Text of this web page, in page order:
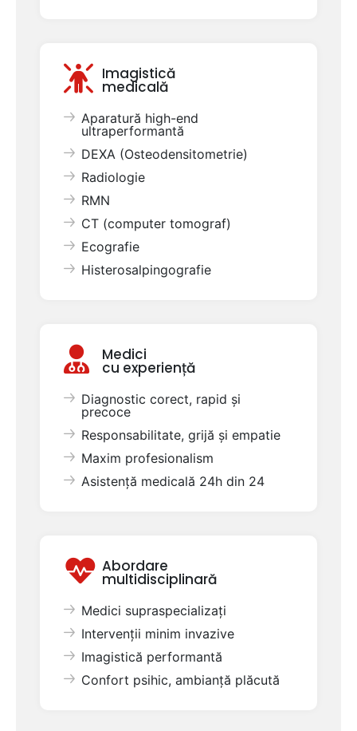
Imagistică
medicală
Aparatură high-end
ultraperformantă
DEXA (Osteodensitometrie)
Radiologie
RMN
CT (computer tomograf)
Ecografie
Histerosalpingografie
Medici
cu experiență
Diagnostic corect, rapid și
precoce
Responsabilitate, grijă și empatie
Maxim profesionalism
Asistență medicală 24h din 24
Abordare
multidisciplinară
Medici supraspecializați
Intervenții minim invazive
Imagistică performantă
Confort psihic, ambianță plăcută